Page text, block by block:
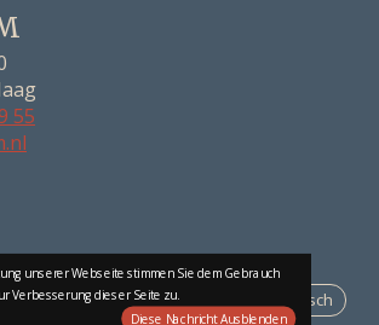
55
Deutsch
English
unserer Webseite stimmen Sie dem Gebrauch
Verbesserung dieser Seite zu.
Diese Nachricht Ausblenden